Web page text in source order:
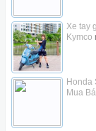
Xe tay
Kymco
Honda
Mua